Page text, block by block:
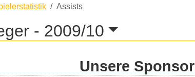
Assists
- 2009/10
Unsere